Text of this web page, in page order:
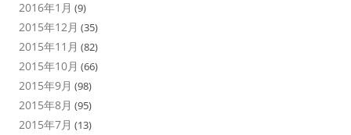
2016年1月 (9)
2015年12月 (35)
2015年11月 (82)
2015年10月 (66)
2015年9月 (98)
2015年8月 (95)
2015年7月 (13)